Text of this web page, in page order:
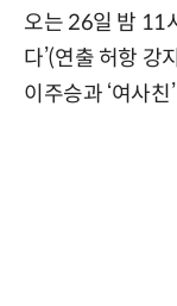
오는 26일 밤 11
다’(연출 허항 강
이주승과 ‘여사